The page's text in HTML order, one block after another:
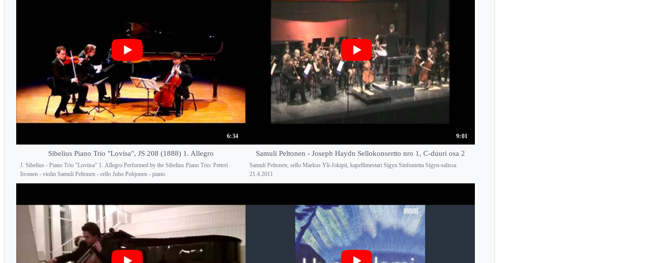
6:34
Sibelius Piano Trio "Lovisa", JS 208 (1888) 1. Allegro
J. Sibelius - Piano Trio "Loviisa" 1. Allegro Performed by the Sibelius Piano Trio: Petteri
Iivonen - violin Samuli Peltonen - cello Juho Pohjonen - piano
9:01
Samuli Peltonen - Joseph Haydn Sellokonsertto nro 1, C-duuri osa 2
Samuli Peltonen, sello Markus Yli-Jokipii, kapellimestari Sigyn Sinfonietta Sigyn-salissa
21.4.2011